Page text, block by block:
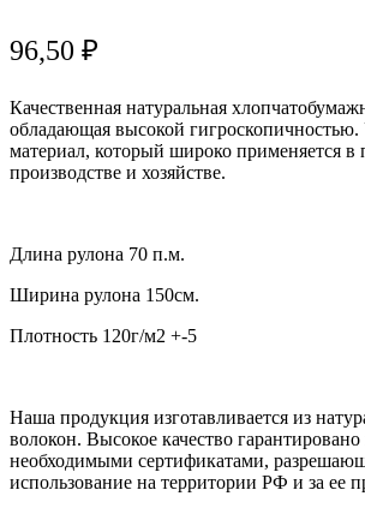
96,50 ₽
Качественная натуральная
обладающая высокой
материал, который широко применяется
производстве и хозяйстве.
Длина рулона 70 п.м.
Ширина рулона 150см.
Плотность 120г/м2 +-5
Наша продукция изготавливается из
волокон. Высокое качество
необходимыми сертификатами,
использование на территории РФ и за ее